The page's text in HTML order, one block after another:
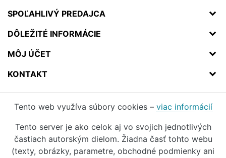
SPOĽAHLIVÝ PREDAJCA
DÔLEŽITÉ INFORMÁCIE
MÔJ ÚČET
KONTAKT
Tento web využíva súbory cookies – viac informácií
Tento server je ako celok aj vo svojich jednotlivých
častiach autorským dielom. Žiadna časť tohto webu
(texty, obrázky, parametre, obchodné podmienky ani